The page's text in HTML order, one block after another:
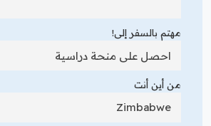
مهتم بالسفر إلى!
من أين أنت